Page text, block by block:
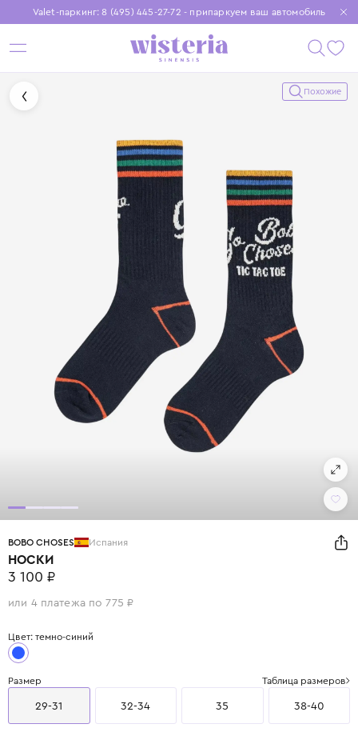
Valet-паркинг: 8 (495) 445-27-72 - припаркуем ваш автомобиль
Бесплатная доставка при заказе от 15 000 ₽
Установите приложение, чтобы покупки были еще удобнее
Похожие
BOBO CHOSES Испания
НОСКИ
3 100 ₽
или 4 платежа по 775 ₽
Цвет: темно-синий
Размер Таблица размеров
29-31 32-34 35 38-40